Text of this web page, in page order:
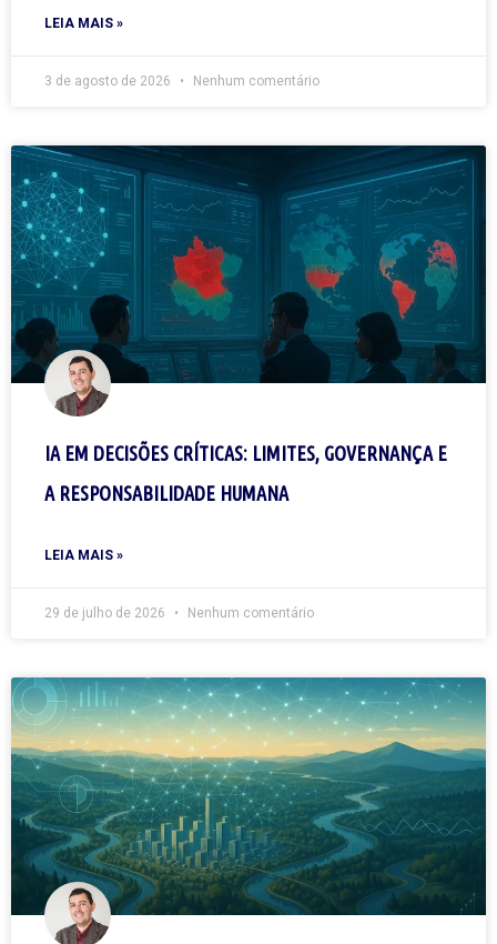
LEIA MAIS »
3 de agosto de 2026 Nenhum comentário
IA EM DECISÕES CRÍTICAS: LIMITES, GOVERNANÇA E
A RESPONSABILIDADE HUMANA
LEIA MAIS »
29 de julho de 2026 Nenhum comentário